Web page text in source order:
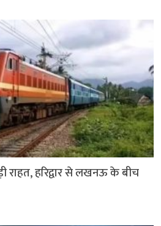
राहत, हरिद्वार से लखनऊ के बीच